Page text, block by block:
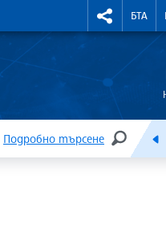
БТА
Подробно търсене
ТЪРСЕНЕ